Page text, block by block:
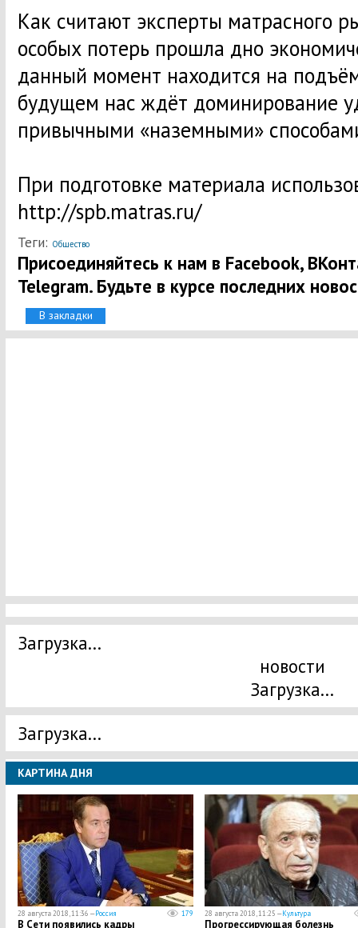
Как считают эксперты матрасного
особых потерь прошла дно
данный момент находится на
будущем нас ждёт доминирование
привычными «наземными»
При подготовке материала
http://spb.matras.ru/
Теги: Общество
Присоединяйтесь к нам в Facebook,
Telegram. Будьте в курсе последних
В закладки
Загрузка...
новости
Загрузка...
Загрузка...
КАРТИНА ДНЯ
28 августа 2018, 11:36 —Россия 179
В Сети появились кадры
28 августа 2018, 11:25 —Культура
Прогрессирующая болезнь